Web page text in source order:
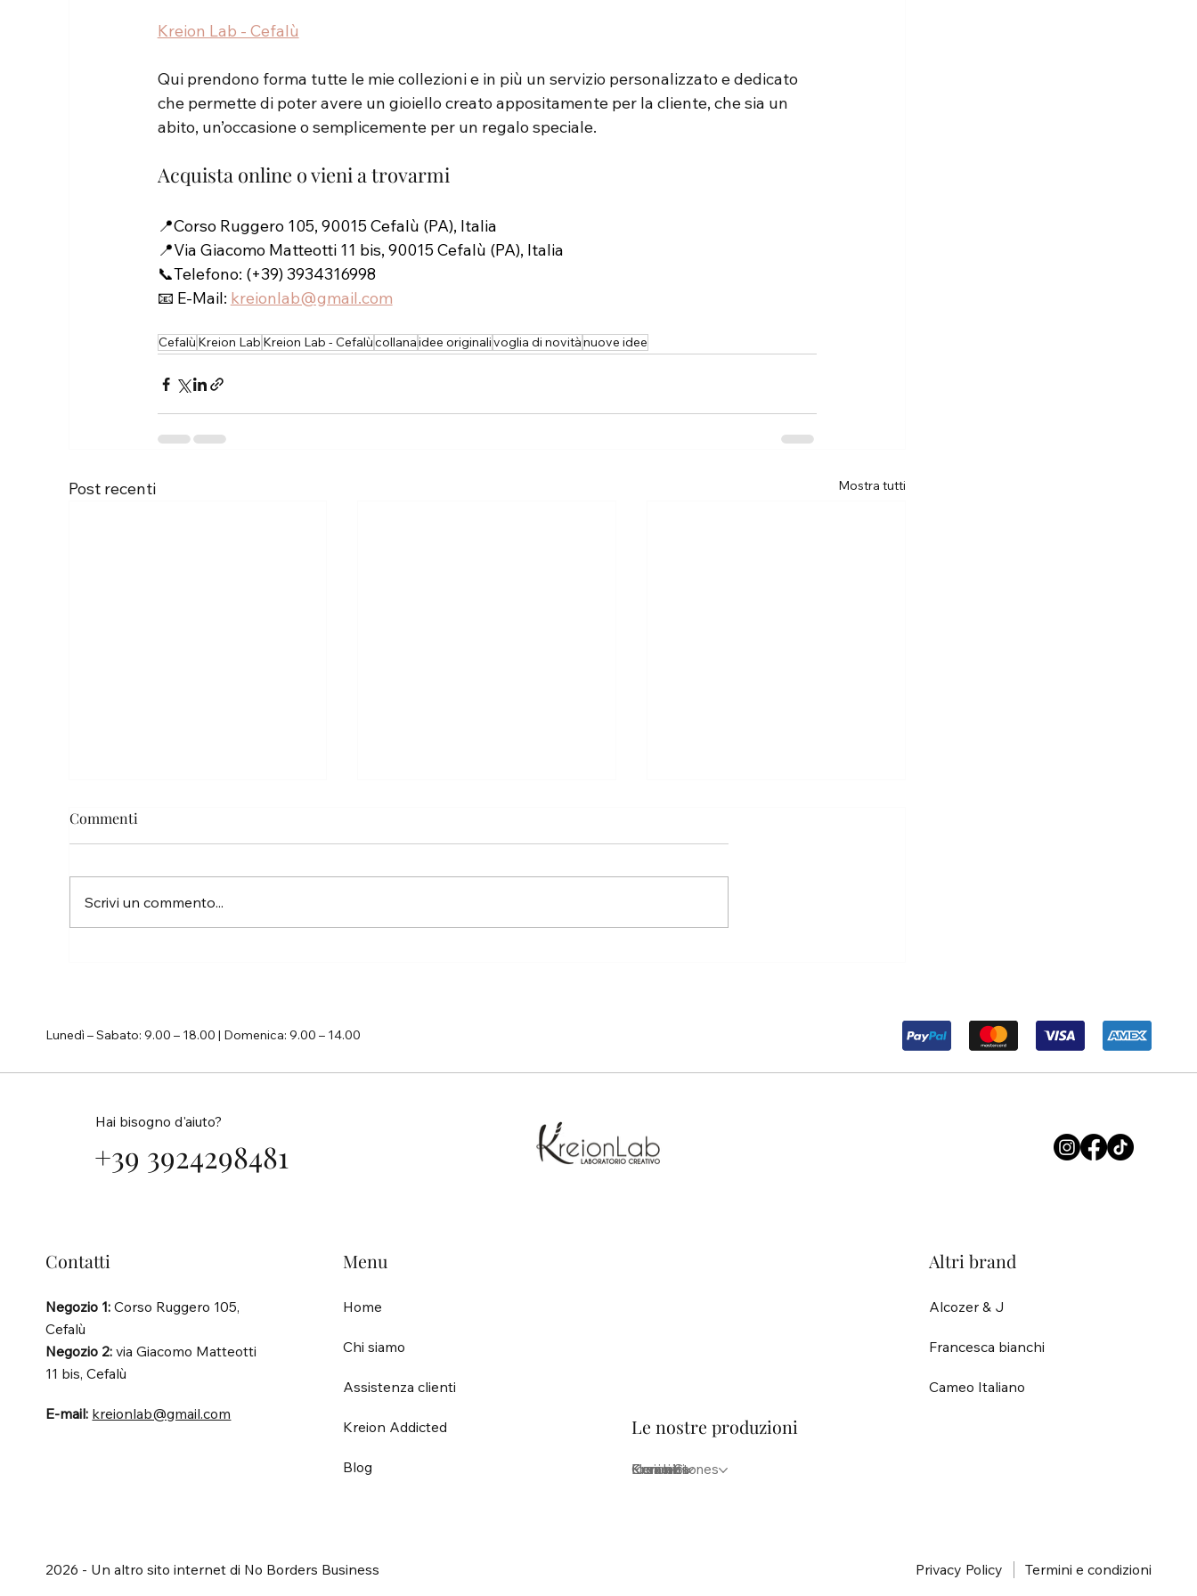
Kreion Lab - Cefalù
Qui prendono forma tutte le mie collezioni e in più un servizio personalizzato e dedicato
che permette di poter avere un gioiello creato appositamente per la cliente, che sia un
abito, un’occasione o semplicemente per un regalo speciale.
Acquista online o vieni a trovarmi
📍Corso Ruggero 105, 90015 Cefalù (PA), Italia
📍Via Giacomo Matteotti 11 bis, 90015 Cefalù (PA), Italia
📞Telefono: (+39) 3934316998
📧 E-Mail: kreionlab@gmail.com
Cefalù Kreion Lab Kreion Lab - Cefalùcollanaidee originalivoglia di novitànuove idee
Post recenti Mostra tutti
Pari.
Commenti
Scrivi un commento...
2026 - Un altro sito internet di No Borders Business Privacy Policy Termini e condizioni
Contatti
Negozio 1: Corso Ruggero 105,
Cefalù
Negozio 2: via Giacomo Matteotti
11 bis, Cefalù
E-mail: kreionlab@gmail.com
Menu
Home
Chi siamo
Assistenza clienti
Kreion Addicted
Blog
Le nostre produzioni
Elementi
Iconici
Krea lab
Kreion Stones
Ceramica
Altri brand
Alcozer & J
Francesca bianchi
Cameo Italiano
Hai bisogno d'aiuto?
+39 3924298481
Lunedì – Sabato: 9.00 – 18.00 | Domenica: 9.00 – 14.00